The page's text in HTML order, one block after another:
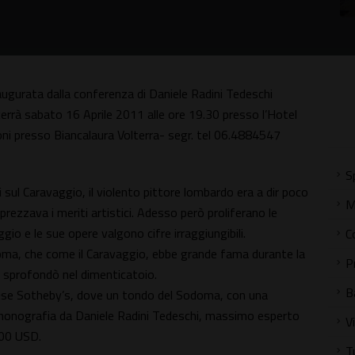
dalla conferenza di Daniele Radini Tedeschi
sabato 16 Aprile 2011 alle ore 19.30 presso l’Hotel
presso Biancalaura Volterra- segr. tel 06.4884547
Caravaggio, il violento pittore lombardo era a dir poco
i meriti artistici. Adesso però proliferano le
e le sue opere valgono cifre irraggiungibili.
che come il Caravaggio, ebbe grande fama durante la
nel dimenticatoio.
Sotheby’s, dove un tondo del Sodoma, con una
da Daniele Radini Tedeschi, massimo esperto
USD.